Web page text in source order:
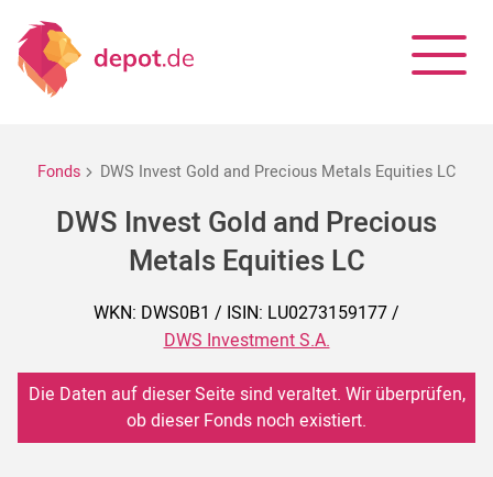
Fonds DWS Invest Gold and Precious Metals Equities LC
DWS Invest Gold and Precious
Metals Equities LC
WKN: DWS0B1 / ISIN: LU0273159177 /
DWS Investment S.A.
Die Daten auf dieser Seite sind veraltet. Wir überprüfen,
ob dieser Fonds noch existiert.